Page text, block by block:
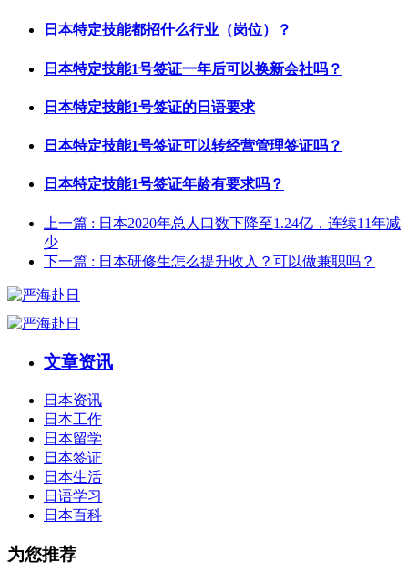
日本特定技能都招什么行业（岗位）？
日本特定技能1号签证一年后可以换新会社吗？
日本特定技能1号签证的日语要求
日本特定技能1号签证可以转经营管理签证吗？
日本特定技能1号签证年龄有要求吗？
上一篇 : 日本2020年总人口数下降至1.24亿，连续11年减
少
下一篇 : 日本研修生怎么提升收入？可以做兼职吗？
文章资讯
日本资讯
日本工作
日本留学
日本签证
日本生活
日语学习
日本百科
为您推荐